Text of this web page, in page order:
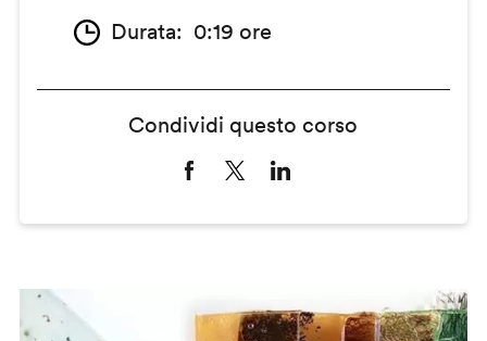
Durata 0:19 ore
Condividi questo corso